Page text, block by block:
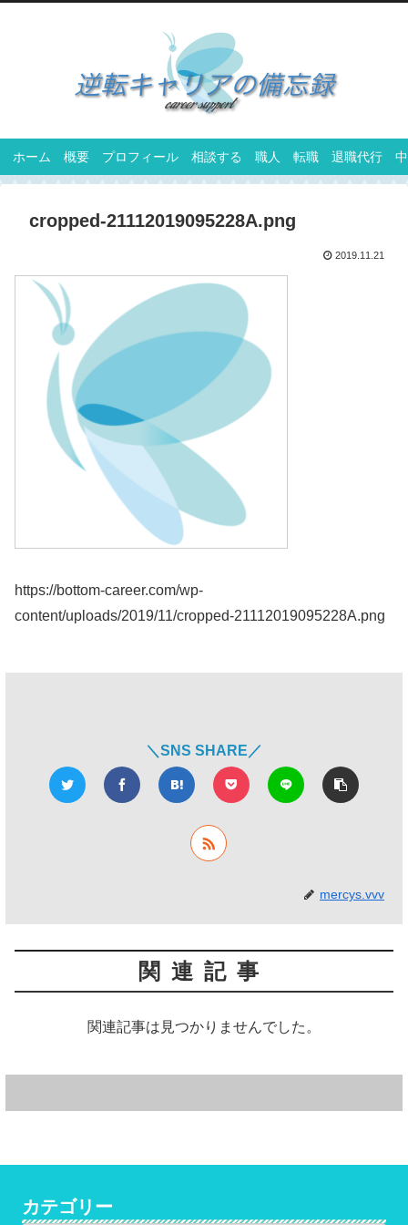
ホーム 概要 プロフィール 相談する 職人 転職 退職代行
cropped-21112019095228A.png
2019.11.21
https://bottom-career.com/wp-
content/uploads/2019/11/cropped-21112019095228A.png
＼SNS SHARE／
mercys.vvv
関連記事
関連記事は見つかりませんでした。
カテゴリー